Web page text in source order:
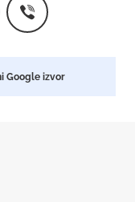
Google izvor